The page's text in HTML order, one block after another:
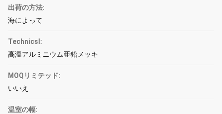
出荷の方法:
海によって
Technicsl:
高温アルミニウム亜鉛メッキ
MOQリミテッド:
いいえ
温室の幅: